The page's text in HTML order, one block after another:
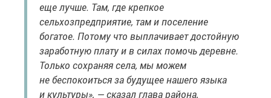
еще лучше. Там, где крепкое
сельхозпредприятие, там и поселение
богатое. Потому что выплачивает достойную
заработную плату и в силах помочь деревне.
Только сохраняя села, мы можем
не беспокоиться за будущее нашего языка
и культуры», — сказал глава района,